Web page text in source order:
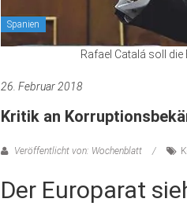
Spanien
Rafael Catalá soll
26. Februar 2018
Kritik an
Veröffentlicht von: Wochenblatt
Der Europarat